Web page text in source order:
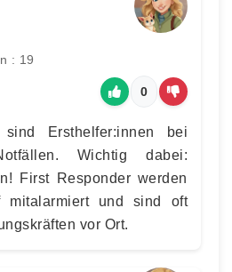
: 19
0
Ersthelfer:innen bei
Wichtig dabei:
First Responder werden
mitalarmiert und sind oft
vor Ort.